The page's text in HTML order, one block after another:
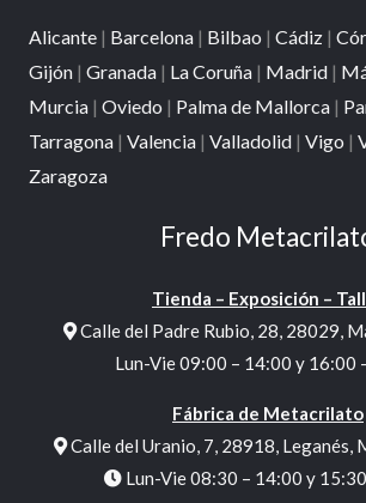
Alicante | Barcelona | Bilbao | Cádiz |
Gijón | Granada | La Coruña | Madrid |
Murcia | Oviedo | Palma de Mallorca |
Tarragona | Valencia | Valladolid | Vigo |
Zaragoza
Fredo
Tienda – Exposición –
Calle del Padre Rubio, 28, 28029,
Lun-Vie 09:00 – 14:00 y 16:00
Fábrica de Metacrilato
Calle del Uranio, 7, 28918, Leganés,
Lun-Vie 08:30 – 14:00 y